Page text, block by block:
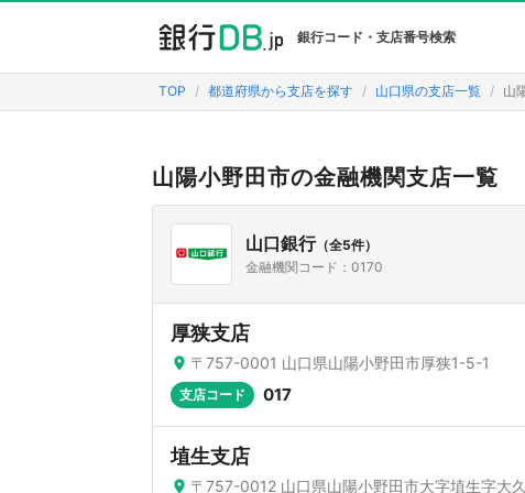
銀行コード・支店番号検索
TOP 都道府県から支店を探す 山口県の支店一覧 山
山陽小野田市の金融機関支店一覧
山口銀行（全5件）
金融機関コード：0170
厚狭支店
〒757-0001 山口県山陽小野田市厚狭1-5-1
支店コード 017
埴生支店
〒757-0012 山口県山陽小野田市大字埴生字大